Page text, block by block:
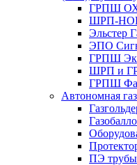
ГРПШ
ШРП-
Эльстер
ЭПО
ГРПШ
ШРП и
ГРПШ
Автономная
ПЭ трубы